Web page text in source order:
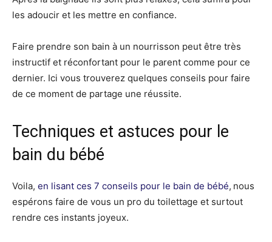
les adoucir et les mettre en confiance.
Faire prendre son bain à un nourrisson peut être très
instructif et réconfortant pour le parent comme pour ce
dernier. Ici vous trouverez quelques conseils pour faire
de ce moment de partage une réussite.
Techniques et astuces pour le
bain du bébé
Voila, en lisant ces 7 conseils pour le bain de bébé, nous
espérons faire de vous un pro du toilettage et surtout
rendre ces instants joyeux.